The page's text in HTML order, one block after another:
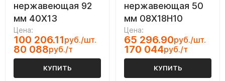
нержавеющая 92
мм 40Х13
Цена:
100 206.11руб./шт.
80 088руб./т
КУПИТЬ
нержавеющая 50
мм 08Х18Н10
Цена:
65 296.90руб./шт.
170 044руб./т
КУПИТЬ